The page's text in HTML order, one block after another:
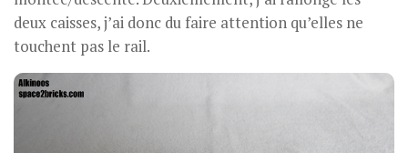
deux caisses, j’ai donc du faire attention qu’elles ne
touchent pas le rail.